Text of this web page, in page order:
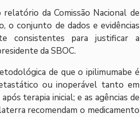
da Comissão Nacional de
o conjunto de dados e evidências
consistentes para justificar a
da SBOC.
de que o ipilimumabe é
ou inoperável tanto em
terapia inicial; e as agências de
recomendam o medicamento